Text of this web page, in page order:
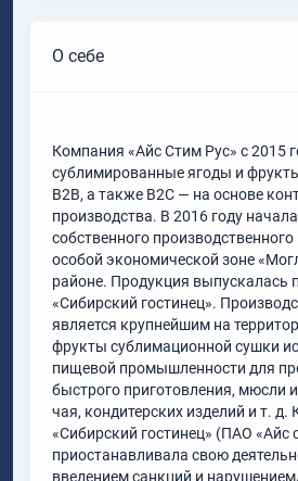
О себе
Компания «Айс Стим Рус» с 2015
сублимированные ягоды и
B2B, а также B2C — на основе
производства. В 2016 году
собственного
особой экономической зоне
районе. Продукция выпускалась
«Сибирский гостинец».
является крупнейшим на
фрукты сублимационной сушки
пищевой промышленности для
быстрого приготовления, мюсли
чая, кондитерских изделий и т. д.
«Сибирский гостинец» (ПАО «Айс
приостанавливала свою
введением санкций и